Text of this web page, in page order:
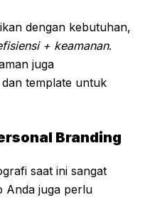
dengan kebutuhan,
+ keamanan.
juga
template untuk
Branding
saat ini sangat
Anda juga perlu